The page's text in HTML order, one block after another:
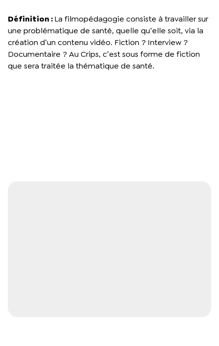
Définition :La filmopédagogie consiste à travailler sur
une problématique de santé, quelle qu’elle soit, via la
création d’un contenu vidéo. Fiction ? Interview ?
Documentaire ? Au Crips, c’est sous forme de fiction
que sera traitée la thématique de santé.